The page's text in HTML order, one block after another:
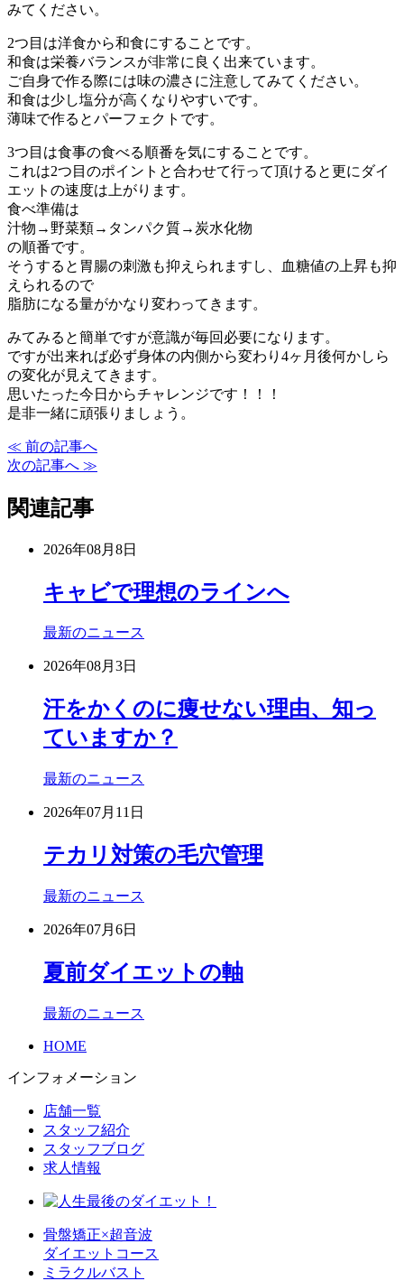
みてください。
2つ目は洋食から和食にすることです。
和食は栄養バランスが非常に良く出来ています。
ご自身で作る際には味の濃さに注意してみてください。
和食は少し塩分が高くなりやすいです。
薄味で作るとパーフェクトです。
3つ目は食事の食べる順番を気にすることです。
これは2つ目のポイントと合わせて行って頂けると更にダイ
エットの速度は上がります。
食べ準備は
汁物→野菜類→タンパク質→炭水化物
の順番です。
そうすると胃腸の刺激も抑えられますし、血糖値の上昇も抑
えられるので
脂肪になる量がかなり変わってきます。
みてみると簡単ですが意識が毎回必要になります。
ですが出来れば必ず身体の内側から変わり4ヶ月後何かしら
の変化が見えてきます。
思いたった今日からチャレンジです！！！
是非一緒に頑張りましょう。
≪ 前の記事へ
次の記事へ ≫
関連記事
2026年08月8日
キャビで理想のラインへ
最新のニュース
2026年08月3日
汗をかくのに痩せない理由、知っ
ていますか？
最新のニュース
2026年07月11日
テカリ対策の毛穴管理
最新のニュース
2026年07月6日
夏前ダイエットの軸
最新のニュース
HOME
インフォメーション
店舗一覧
スタッフ紹介
スタッフブログ
求人情報
骨盤矯正×超音波
ダイエットコース
ミラクルバスト